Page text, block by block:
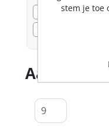
Aantal
stem je toe